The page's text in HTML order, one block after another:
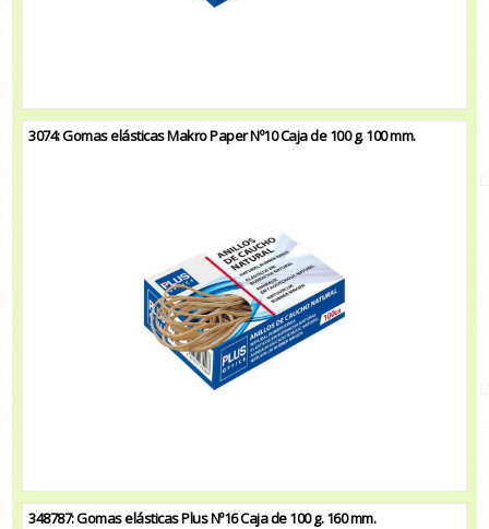
3074: Gomas elásticas Makro Paper Nº10 Caja de 100 g. 100 mm.
348787: Gomas elásticas Plus Nº16 Caja de 100 g. 160 mm.